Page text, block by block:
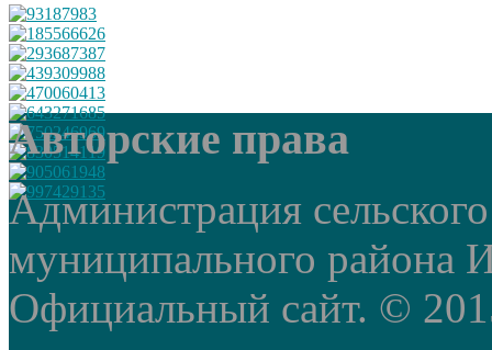
Авторские права
Администрация
муниципального района
Официальный сайт. ©